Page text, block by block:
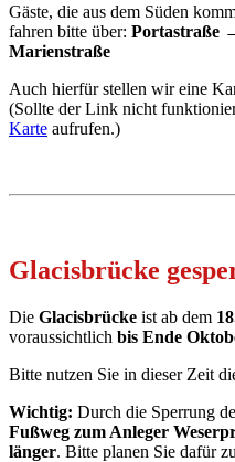
Gäste, die aus dem Süden
fahren bitte über: Portastraße
Marienstraße
Auch hierfür stellen wir eine
(Sollte der Link nicht
Karte aufrufen.)
Glacisbrücke
Die Glacisbrücke ist ab dem
voraussichtlich bis Ende
Bitte nutzen Sie in dieser Zeit
Wichtig: Durch die Sperrung
Fußweg zum Anleger
länger. Bitte planen Sie dafür